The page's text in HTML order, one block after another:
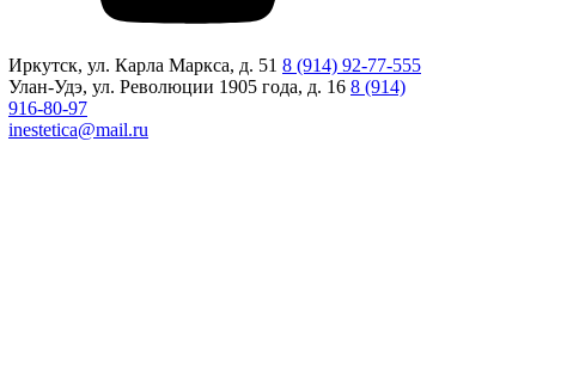
Иркутск, ул. Карла Маркса, д. 51 8 (914) 92-77-555
Улан-Удэ, ул. Революции 1905 года, д. 16 8 (914)
916-80-97
inestetica@mail.ru